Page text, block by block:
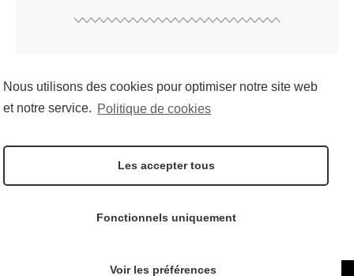
Nous utilisons des cookies pour optimiser notre site web
et notre service. Politique de cookies
Les accepter tous
Fonctionnels uniquement
Voir les préférences
SOCIAL